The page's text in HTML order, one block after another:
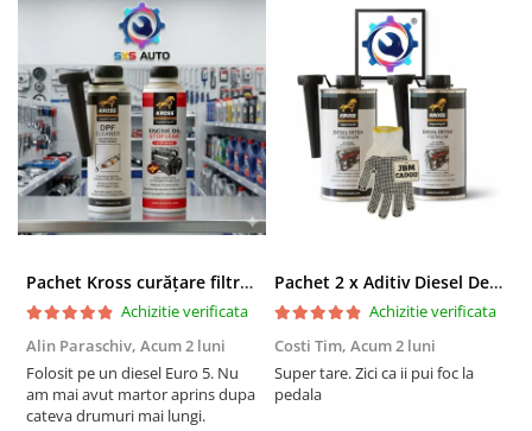
Pachet Kross curățare filtru particule DPF și etanșare ulei 250 ml + 250 ml
Achizitie verificata
Alin Paraschiv, Acum 2 luni
Folosit pe un diesel Euro 5. Nu
am mai avut martor aprins dupa
cateva drumuri mai lungi.
Pachet 2 x Aditiv Diesel Detox Premium Kross - Curățare Completă, +5 Puncte Cetanic & Protecție DPF/EGR
Achizitie verificata
Costi Tim, Acum 2 luni
Super tare. Zici ca ii pui foc la
pedala